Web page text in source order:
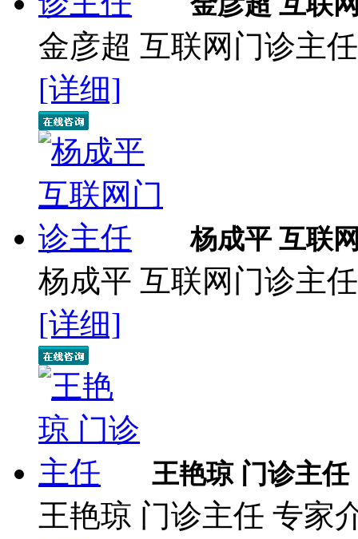
金彦超 互联网门诊主
[详细]
杨成平 互联
杨成平 互联网门诊主
[详细]
王艳琼 门诊主任
王艳琼 门诊主任 专家